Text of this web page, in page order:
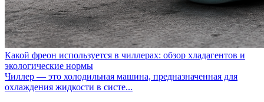
Какой фреон используется в чиллерах: обзор хладагентов и
экологические нормы
Чиллер — это холодильная машина, предназначенная для
охлаждения жидкости в систе...